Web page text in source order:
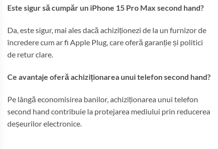
Este sigur să cumpăr un iPhone 15 Pro Max second hand?
Da, este sigur, mai ales dacă achiziționezi de la un furnizor de
încredere cum ar fi Apple Plug, care oferă garanție și politici
de retur clare.
Ce avantaje oferă achiziționarea unui telefon second hand?
Pe lângă economisirea banilor, achiziționarea unui telefon
second hand contribuie la protejarea mediului prin reducerea
deșeurilor electronice.